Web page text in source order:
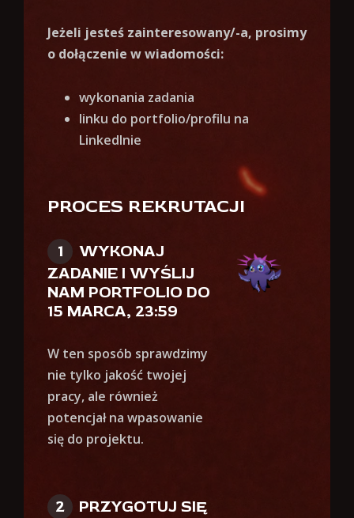
Jeżeli jesteś zainteresowany/-a, prosimy
o dołączenie w wiadomości:
wykonania zadania
linku do portfolio/profilu na
LinkedInie
PROCES REKRUTACJI
WYKONAJ
ZADANIE I WYŚLIJ
NAM PORTFOLIO DO
15 MARCA, 23:59
W ten sposób sprawdzimy
nie tylko jakość twojej
pracy, ale również
potencjał na wpasowanie
się do projektu.
PRZYGOTUJ SIĘ